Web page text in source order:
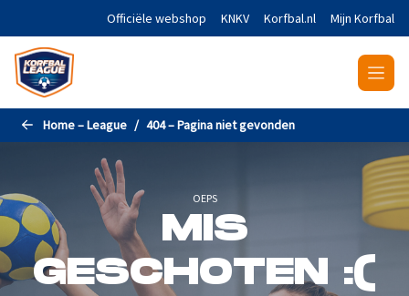
Naar de hoofdinhoud gaanOfficiële webshop KNKV Korfbal.nl Mijn Korfbal
Home – League 404 – Pagina niet gevonden
OEPS
MIS
GESCHOTEN :(